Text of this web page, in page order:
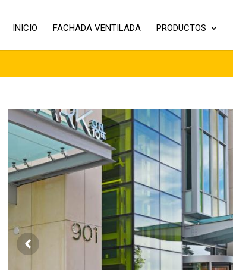
INICIO FACHADA VENTILADA PRODUCTOS